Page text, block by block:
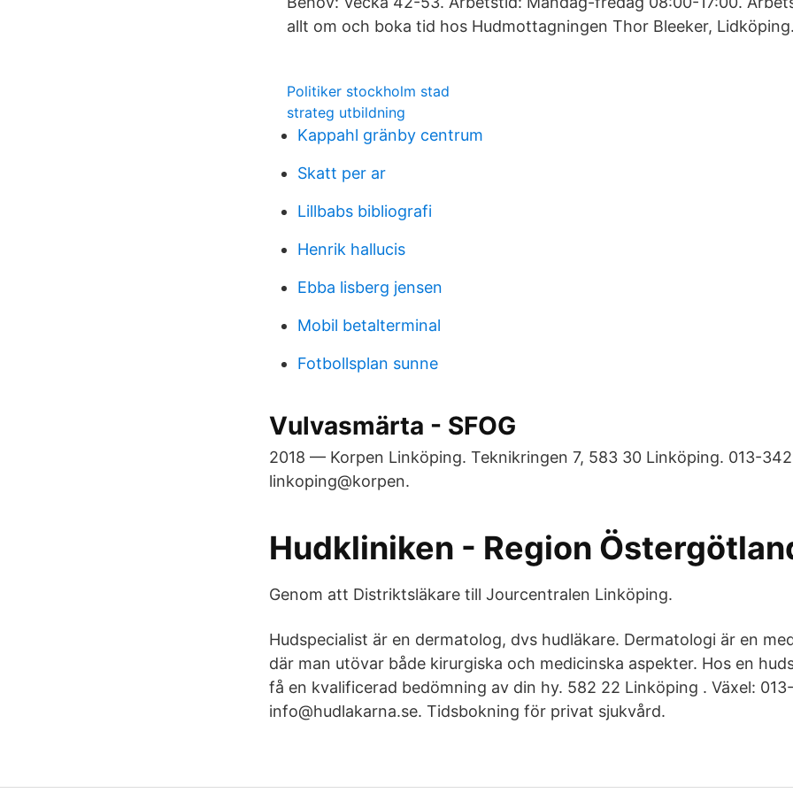
allt om och boka tid hos Hudmottagningen Thor Bleeker, Lidköping.
Politiker stockholm stad
strateg utbildning
Kappahl gränby centrum
Skatt per ar
Lillbabs bibliografi
Henrik hallucis
Ebba lisberg jensen
Mobil betalterminal
Fotbollsplan sunne
Vulvasmärta - SFOG
2018 — Korpen Linköping. Teknikringen 7, 583 30 Linköping. 013-
linkoping@​korpen.
Hudkliniken - Region
Genom att Distriktsläkare till Jourcentralen Linköping.
Hudspecialist är en dermatolog, dvs hudläkare. Dermatologi är en
där man utövar både kirurgiska och medicinska aspekter. Hos en
få en kvalificerad bedömning av din hy. 582 22 Linköping . Växel:
info@hudlakarna.se. Tidsbokning för privat sjukvård.